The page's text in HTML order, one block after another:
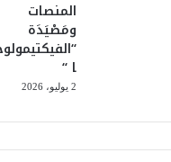
المنصات
ومَصْيَدَة
ا “
2 يوليو، 2026